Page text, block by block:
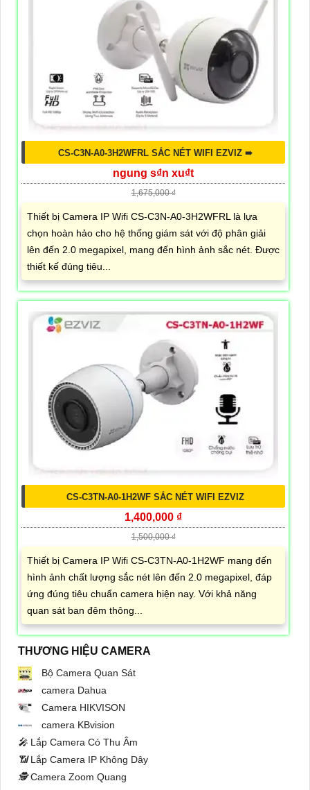
CS-C3N-A0-3H2WFRL SẮC NÉT WIFI EZVIZ ➠
ngung s₫n xu₫t
1,675,000 ₫
Thiết bị Camera IP Wifi CS-C3N-A0-3H2WFRL là lựa
chọn hoàn hảo cho hệ thống giám sát với độ phân giải
lên đến 2.0 megapixel, mang đến hình ảnh sắc nét. Được
thiết kế đúng tiêu...
CS-C3TN-A0-1H2WF SẮC NÉT WIFI EZVIZ
1,400,000 ₫
1,500,000 ₫
Thiết bị Camera IP Wifi CS-C3TN-A0-1H2WF mang đến
hình ảnh chất lượng sắc nét lên đến 2.0 megapixel, đáp
ứng đúng tiêu chuẩn camera hiện nay. Với khả năng
quan sát ban đêm thông...
THƯƠNG HIỆU CAMERA
Bộ Camera Quan Sát
camera Dahua
Camera HIKVISON
camera KBvision
️🎤️ Lắp Camera Có Thu Âm
📶Lắp Camera IP Không Dây
🕵️Camera Zoom Quang